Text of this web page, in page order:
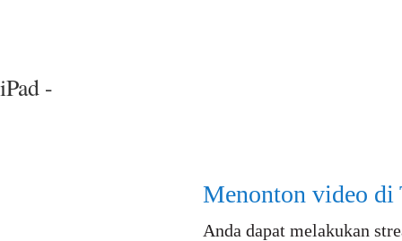
iPad -
Menonton video di
Anda dapat melakukan